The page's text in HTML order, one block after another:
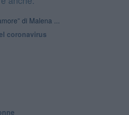
di Malena ...
coronavirus